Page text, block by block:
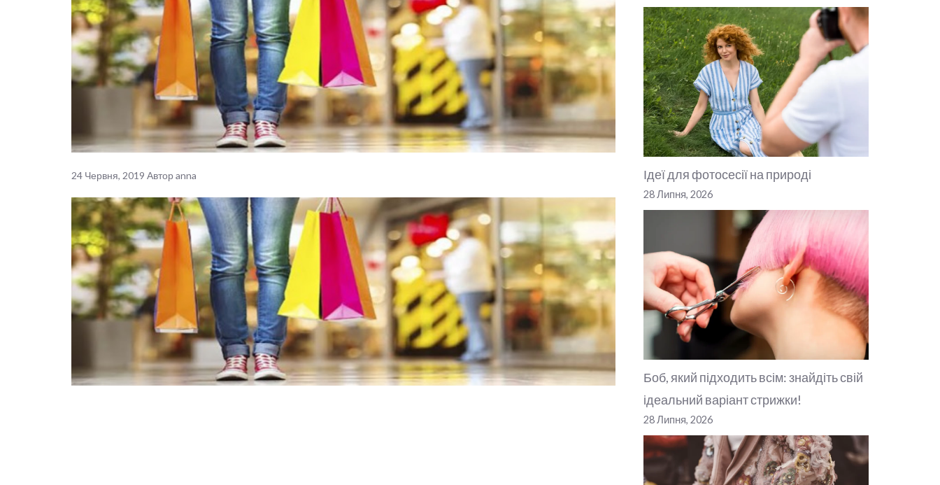
24 Червня, 2019 Авторanna Ідеї для фотосесії на природі
28 Липня, 2026
Боб, який підходить всім: знайдіть свій
ідеальний варіант стрижки!
28 Липня, 2026